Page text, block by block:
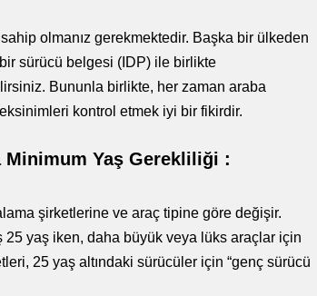
olmanız gerekmektedir. Başka bir ülkeden
sürücü belgesi (IDP) ile birlikte
Bununla birlikte, her zaman araba
kontrol etmek iyi bir fikirdir.
Minimum Yaş Gerekliliği :
şirketlerine ve araç tipine göre değişir.
yaş iken, daha büyük veya lüks araçlar için
25 yaş altındaki sürücüler için “genç sürücü